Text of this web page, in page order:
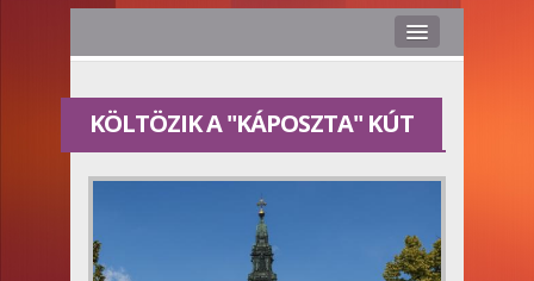
Rólunk
Médiaajánlat
Kapcsolat
KÖLTÖZIK A "KÁPOSZTA" KÚT